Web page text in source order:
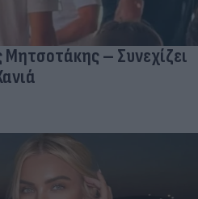
– Συνεχίζει